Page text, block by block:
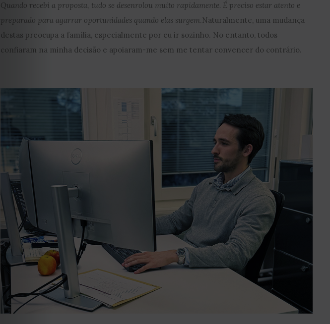
e
Condições
de
Cookies
Quando recebi a proposta, tudo se desenrolou muito rapidamente. É preciso estar atento e
preparado para agarrar oportunidades quando elas surgem.Naturalmente, uma mudança
destas preocupa a família, especialmente por eu ir sozinho. No entanto, todos
confiaram na minha decisão e apoiaram-me sem me tentar convencer do contrário.